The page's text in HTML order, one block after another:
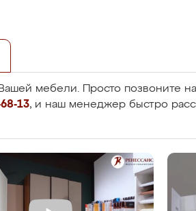
Вашей мебели. Просто позвоните
13, и наш менеджер быстро